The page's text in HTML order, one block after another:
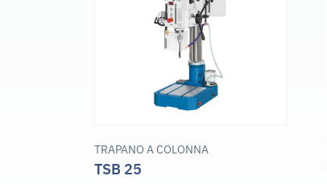
TRAPANO A COLONNA
TSB 25